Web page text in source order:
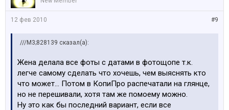
#9
12 фев 2010
///M3;828139 сказал(а):
Жена делала все фоты с датами в фотощопе т.к.
легче самому сделать что хочешь, чем выяснять кто
что может... Потом в КопиПро распечатали на глянце,
но не перешивали, хотя там же помоему можно.
Ну это как бы последний вариант, если все